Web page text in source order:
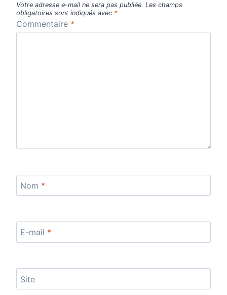
Votre adresse e-mail ne sera pas publiée. Les champs
obligatoires sont indiqués avec *
Commentaire *
Nom *
E-mail *
Site